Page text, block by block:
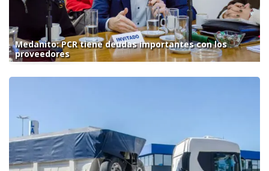
Medanito: PCR tiene deudas importantes con los
proveedores